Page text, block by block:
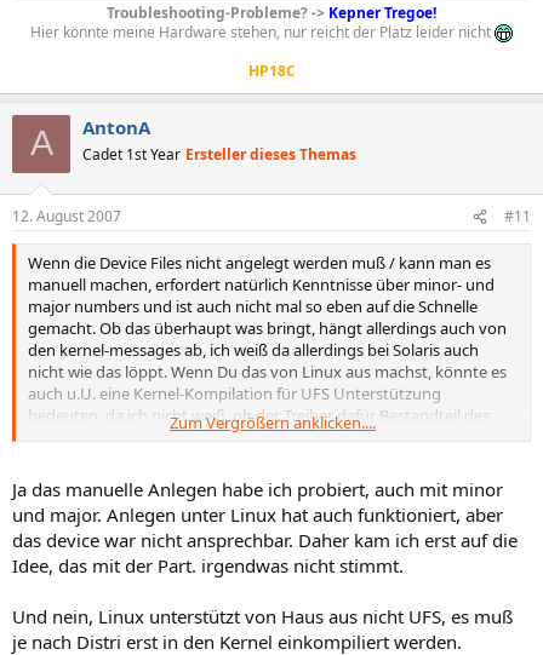
Troubleshooting-Probleme? -> Kepner Tregoe!
Hier könnte meine Hardware stehen, nur reicht der Platz leider nicht
HP18C
A AntonA
Cadet 1st Year Ersteller dieses Themas
12. August 2007 #11
Wenn die Device Files nicht angelegt werden muß / kann man es
manuell machen, erfordert natürlich Kenntnisse über minor- und
major numbers und ist auch nicht mal so eben auf die Schnelle
gemacht. Ob das überhaupt was bringt, hängt allerdings auch von
den kernel-messages ab, ich weiß da allerdings bei Solaris auch
nicht wie das löppt. Wenn Du das von Linux aus machst, könnte es
auch u.U. eine Kernel-Kompilation für UFS Unterstützung
bedeuten, da ich nicht weiß, ob der Treiber dafür Bestandteil des
Kernels ist (würde mich jedenfalls wundern, wenn Linux generell
einmal nachlesen, wie das genau gestrickt ist!
Zum Vergrößern anklicken....
Ja das manuelle Anlegen habe ich probiert, auch mit minor
und major. Anlegen unter Linux hat auch funktioniert, aber
das device war nicht ansprechbar. Daher kam ich erst auf die
Idee, das mit der Part. irgendwas nicht stimmt.
Und nein, Linux unterstützt von Haus aus nicht UFS, es muß
je nach Distri erst in den Kernel einkompiliert werden.